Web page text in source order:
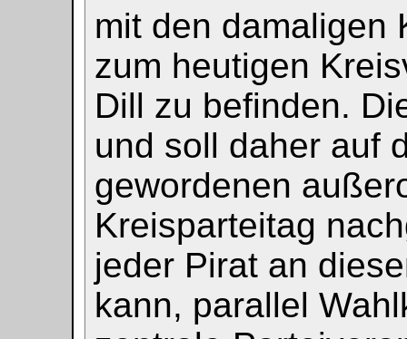
mit den damaligen
zum heutigen
Dill zu befinden.
und soll daher auf
gewordenen
Kreisparteitag
jeder Pirat an
kann, parallel